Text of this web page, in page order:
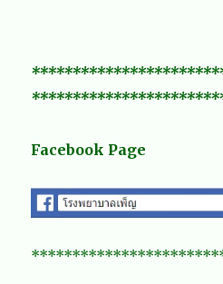
Facebook Page